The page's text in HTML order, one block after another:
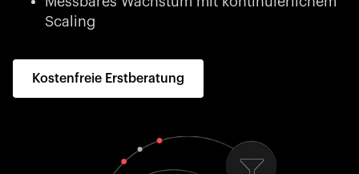
Scaling
Kostenfreie Erstberatung